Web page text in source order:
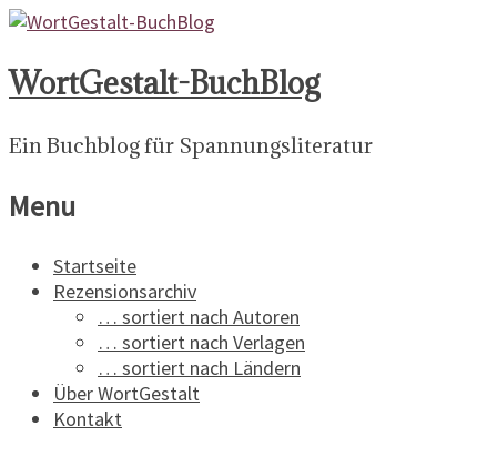
WortGestalt-BuchBlog
Ein Buchblog für Spannungsliteratur
Menu
Startseite
Rezensionsarchiv
… sortiert nach Autoren
… sortiert nach Verlagen
… sortiert nach Ländern
Über WortGestalt
Kontakt